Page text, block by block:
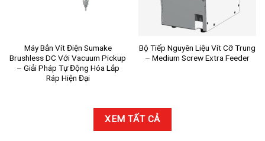
Máy Bắn Vít Điện Sumake
Brushless DC Với Vacuum Pickup
– Giải Pháp Tự Động Hóa Lắp
Ráp Hiện Đại
Bộ Tiếp Nguyên Liệu Vít Cỡ Trung
– Medium Screw Extra Feeder
XEM TẤT CẢ